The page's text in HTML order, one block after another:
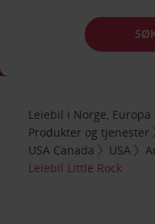
Leiebil i Norge,
Produkter og tjenester
USA Canada
USA
Leiebil Little Rock